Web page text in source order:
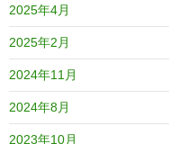
2025年4月
2025年2月
2024年11月
2024年8月
2023年10月